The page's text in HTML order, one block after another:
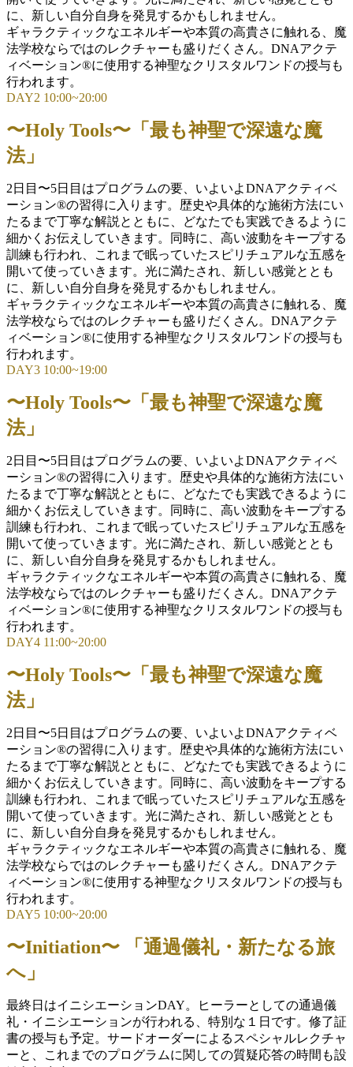
に、新しい自分自身を発見するかもしれません。
ギャラクティックなエネルギーや本質の高貴さに触れる、魔
法学校ならではのレクチャーも盛りだくさん。DNAアクテ
ィベーション®に使用する神聖なクリスタルワンドの授与も
行われます。
DAY2 10:00~20:00
〜Holy Tools〜「最も神聖で深遠な魔
法」
2日目〜5日目はプログラムの要、いよいよDNAアクティベ
ーション®の習得に入ります。歴史や具体的な施術方法にい
たるまで丁寧な解説とともに、どなたでも実践できるように
細かくお伝えしていきます。同時に、高い波動をキープする
訓練も行われ、これまで眠っていたスピリチュアルな五感を
開いて使っていきます。光に満たされ、新しい感覚ととも
に、新しい自分自身を発見するかもしれません。
ギャラクティックなエネルギーや本質の高貴さに触れる、魔
法学校ならではのレクチャーも盛りだくさん。DNAアクテ
ィベーション®に使用する神聖なクリスタルワンドの授与も
行われます。
DAY3 10:00~19:00
〜Holy Tools〜「最も神聖で深遠な魔
法」
2日目〜5日目はプログラムの要、いよいよDNAアクティベ
ーション®の習得に入ります。歴史や具体的な施術方法にい
たるまで丁寧な解説とともに、どなたでも実践できるように
細かくお伝えしていきます。同時に、高い波動をキープする
訓練も行われ、これまで眠っていたスピリチュアルな五感を
開いて使っていきます。光に満たされ、新しい感覚ととも
に、新しい自分自身を発見するかもしれません。
ギャラクティックなエネルギーや本質の高貴さに触れる、魔
法学校ならではのレクチャーも盛りだくさん。DNAアクテ
ィベーション®に使用する神聖なクリスタルワンドの授与も
行われます。
DAY4 11:00~20:00
〜Holy Tools〜「最も神聖で深遠な魔
法」
2日目〜5日目はプログラムの要、いよいよDNAアクティベ
ーション®の習得に入ります。歴史や具体的な施術方法にい
たるまで丁寧な解説とともに、どなたでも実践できるように
細かくお伝えしていきます。同時に、高い波動をキープする
訓練も行われ、これまで眠っていたスピリチュアルな五感を
開いて使っていきます。光に満たされ、新しい感覚ととも
に、新しい自分自身を発見するかもしれません。
ギャラクティックなエネルギーや本質の高貴さに触れる、魔
法学校ならではのレクチャーも盛りだくさん。DNAアクテ
ィベーション®に使用する神聖なクリスタルワンドの授与も
行われます。
DAY5 10:00~20:00
〜Initiation〜 「通過儀礼・新たなる旅
へ」
最終日はイニシエーションDAY。ヒーラーとしての通過儀
礼・イニシエーションが行われる、特別な１日です。修了証
書の授与も予定。サードオーダーによるスペシャルレクチャ
ーと、これまでのプログラムに関しての質疑応答の時間も設